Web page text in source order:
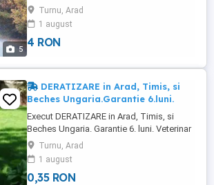
5
deal suprafata plana, ' zona mirifica
situata pe deal '. Poiană, pe deal
inconjurat de verdeata, la 100.m de drum
judetean asfaltat.(zona turistica). Ideal
vinatoare, livada, sau orice ...
Turnu, Arad
1 august
4 RON
DERATIZARE in Arad, Timis, si
Beches Ungaria.Garantie 6.luni.
Execut DERATIZARE in Arad, Timis, si
Beches Ungaria. Garantie 6. luni. Veterinar
specializat in serviciul de combatere
soareci si sobolani, cu experienta de
peste 20. ani in domeniu, Asigur servicii
profesionale de bio-combatere
Turnu, Arad
1 august
0,35 RON